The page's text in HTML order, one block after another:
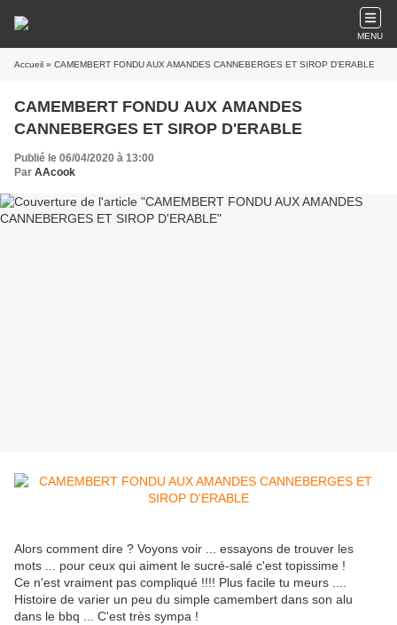
MENU
Accueil » CAMEMBERT FONDU AUX AMANDES CANNEBERGES ET SIROP D'ERABLE
CAMEMBERT FONDU AUX AMANDES
CANNEBERGES ET SIROP D'ERABLE
Publié le 06/04/2020 à 13:00
Par AAcook
Alors comment dire ? Voyons voir ... essayons de trouver les
mots ... pour ceux qui aiment le sucré-salé c'est topissime !
Ce n'est vraiment pas compliqué !!!! Plus facile tu meurs ....
Histoire de varier un peu du simple camembert dans son alu
dans le bbq ... C'est très sympa !